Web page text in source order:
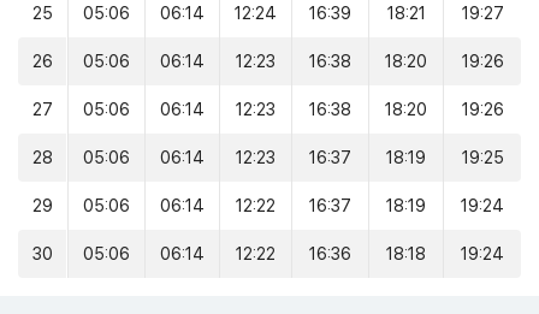
25 05:06 06:14 12:24 16:39 18:21 19:27
26 05:06 06:14 12:23 16:38 18:20 19:26
27 05:06 06:14 12:23 16:38 18:20 19:26
28 05:06 06:14 12:23 16:37 18:19 19:25
29 05:06 06:14 12:22 16:37 18:19 19:24
30 05:06 06:14 12:22 16:36 18:18 19:24